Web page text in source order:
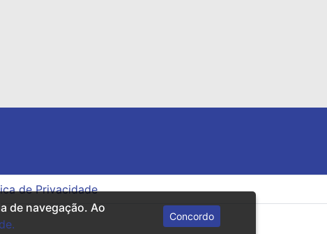
de Privacidade
de navegação. Ao
Concordo